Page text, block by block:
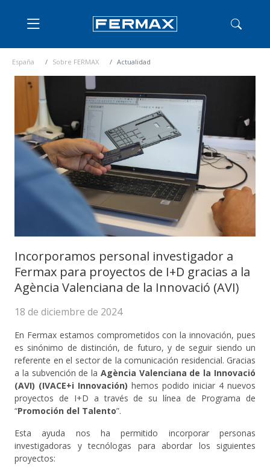
España Sobre FERMAX Actualidad
Incorporamos personal investigador a
Fermax para proyectos de I+D gracias a la
Agència Valenciana de la Innovació (AVI)
18 de diciembre de 2024
En Fermax estamos comprometidos con la innovación, pues
es sinónimo de distinción, de futuro, y de seguir siendo un
referente en el sector de la comunicación residencial. Gracias
a la subvención de la Agència Valenciana de la Innovació
(AVI) (IVACE+i Innovación) hemos podido iniciar 4 nuevos
proyectos de I+D a través de su línea de Programa de
“Promoción del Talento”.
Esta ayuda nos ha permitido incorporar personas
investigadoras y tecnólogas para abordar los siguientes
proyectos: